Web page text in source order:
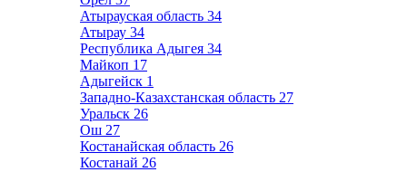
Атырауская область 34
Атырау 34
Республика Адыгея 34
Майкоп 17
Адыгейск 1
Западно-Казахстанская область 27
Уральск 26
Ош 27
Костанайская область 26
Костанай 26